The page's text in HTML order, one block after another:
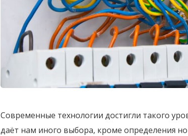
Современные технологии достигли такого
даёт нам иного выбора, кроме определения